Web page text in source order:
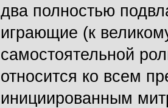
два полностью
играющие (к
самостоятельной
относится ко всем
инициированным